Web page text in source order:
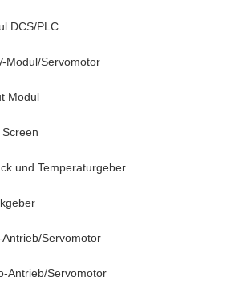
DCS/PLC
Modul/Servomotor
Modul
Screen
und Temperaturgeber
Antrieb/Servomotor
Antrieb/Servomotor